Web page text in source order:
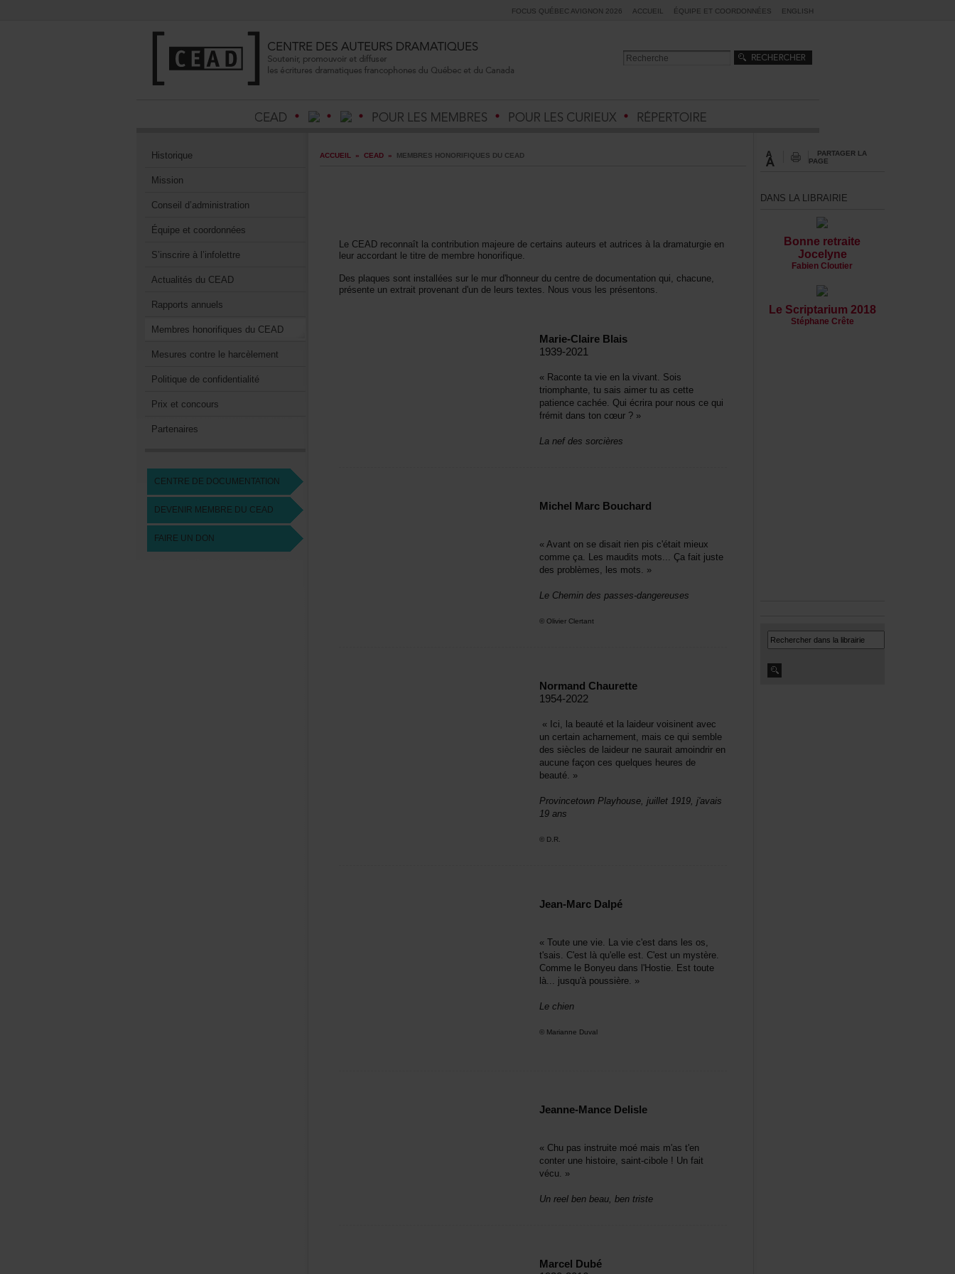
FOCUSQUÉBECAVIGNON2026 ACCUEIL ÉQUIPEETCOORDONNÉES ENGLISH
Historique
Mission
Conseild’administration
Équipeetcoordonnées
S’inscrireàl’infolettre
ActualitésduCEAD
Rapportsannuels
MembreshonorifiquesduCEAD
Mesurescontreleharcèlement
Politiquedeconfidentialité
Prixetconcours
Partenaires
CENTREDEDOCUMENTATION
DEVENIRMEMBREDUCEAD
FAIREUNDON
ACCUEIL » CEAD» MEMBRESHONORIFIQUESDUCEAD
LeCEADreconnaîtlacontributionmajeuredecertainsauteursetautricesàladramaturgieen
leuraccordantletitredemembrehonorifique.
Desplaquessontinstalléessurlemurd'honneurducentrededocumentationqui,chacune,
présenteunextraitprovenantd'undeleurstextes.Nousvouslesprésentons.
Marie-ClaireBlais
1939-2021
«Racontetavieenlavivant.Sois
triomphante,tusaisaimertuascette
patiencecachée.Quiécrirapournouscequi
frémitdanstoncœur?»
Lanefdessorcières
MichelMarcBouchard
«Avantonsedisaitrienpisc'étaitmieux
commeça.Lesmauditsmots...Çafaitjuste
desproblèmes,lesmots.»
LeChemindespasses-dangereuses
©OlivierClertant
NormandChaurette
1954-2022
«Ici,labeautéetlalaideurvoisinentavec
uncertainacharnement,maiscequisemble
dessièclesdelaideurnesauraitamoindriren
aucunefaçoncesquelquesheuresde
beauté.»
ProvincetownPlayhouse,juillet1919,j'avais
19ans
©D.R.
Jean-MarcDalpé
«Touteunevie.Laviec'estdanslesos,
t'sais.C'estlàqu'elleest.C'estunmystère.
CommeleBonyeudansl'Hostie.Esttoute
là...jusqu'àpoussière.»
Lechien
©MarianneDuval
Jeanne-ManceDelisle
«Chupasinstruitemoémaism'ast'en
conterunehistoire,saint-cibole!Unfait
vécu.»
Unreelbenbeau,bentriste
MarcelDubé
PARTAGERLA
PAGE
DANSLALIBRAIRIE
Bonneretraite
Jocelyne
FabienCloutier
LeScriptarium2018
StéphaneCrête